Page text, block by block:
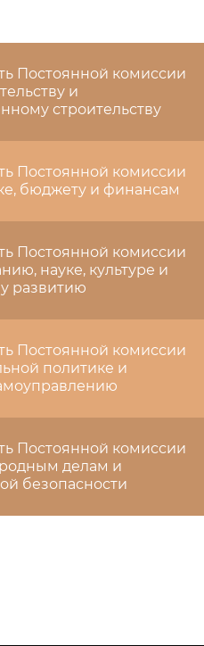
Постоянной комиссии
и
строительству
Постоянной комиссии
бюджету и финансам
Постоянной комиссии
науке, культуре и
развитию
Постоянной комиссии
политике и
Постоянной комиссии
делам и
безопасности